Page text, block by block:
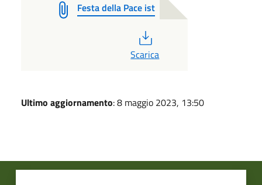
Festa della Pace ist
Scarica
Ultimo aggiornamento: 8 maggio 2023, 13:50